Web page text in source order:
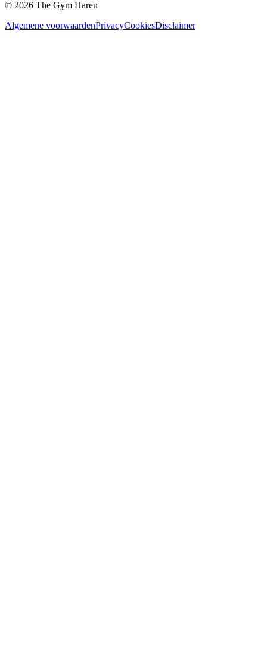
© 2026 The Gym Haren
Algemene voorwaardenPrivacyCookiesDisclaimer